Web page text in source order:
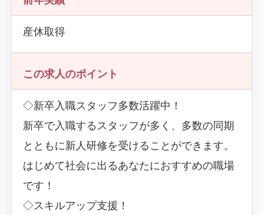
産休取得
この求人のポイント
◇新卒入職スタッフ多数活躍中！
新卒で入職するスタッフが多く、多数の同期
とともに新人研修を受けることができます。
はじめて社会に出るあなたにおすすめの職場
です！
◇スキルアップ支援！